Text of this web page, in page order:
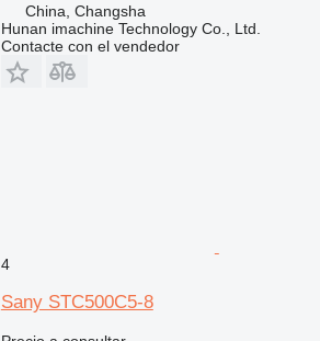
China, Changsha
Hunan imachine Technology Co., Ltd.
Contacte con el vendedor
4
Sany STC500C5-8